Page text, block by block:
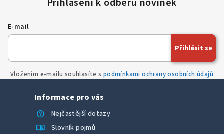
E-mail
Vložením e-mailu souhlasíte s podmínkami ochrany osobních údajů
Přihlásit se
Informace pro vás
help
Nejčastější dotazy
menu_book Slovník pojmů